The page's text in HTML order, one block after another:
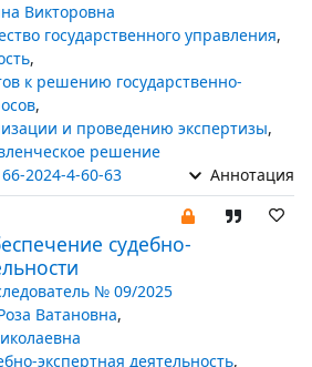
Викторовна
государственного управления,
,
к решению государственно-
,
и проведению экспертизы,
решение
2024-4-60-63 Аннотация
судебно-
№ 09/2025
Ватановна,
экспертная деятельность,